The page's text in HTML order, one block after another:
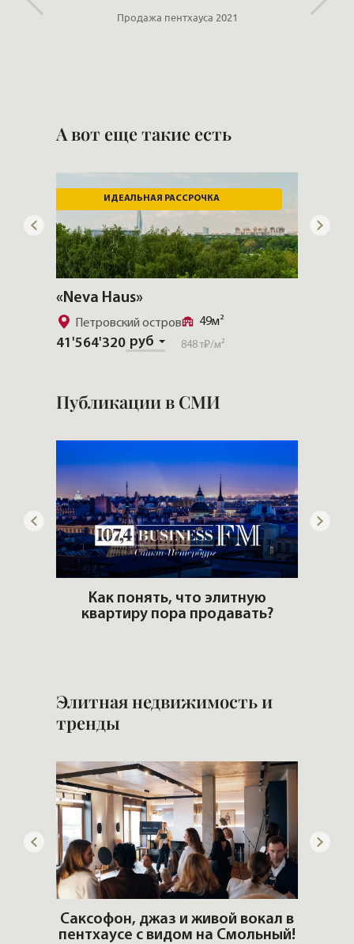
Продажа пентхауса 2021
А вот еще такие есть
ИДЕАЛЬНАЯ РАССРОЧКА
«Neva Haus»
41'564'320 руб 848 т₽/м²
49м²
Петровский остров
Публикации в СМИ
Как понять, что элитную
квартиру пора продавать?
Элитная недвижимость и
тренды
Саксофон, джаз и живой вокал в
пентхаусе с видом на Смольный!